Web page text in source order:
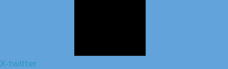
X-twitter